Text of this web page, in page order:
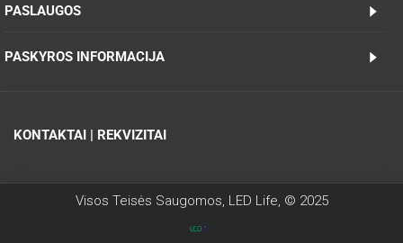
PASLAUGOS
PASKYROS INFORMACIJA
KONTAKTAI | REKVIZITAI
Visos Teisės Saugomos, LED Life, © 2025